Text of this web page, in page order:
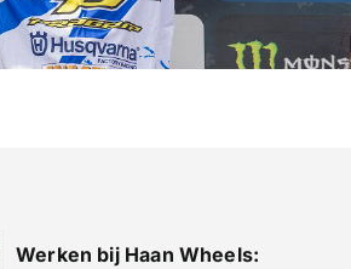
Werken bij Haan Wheels: